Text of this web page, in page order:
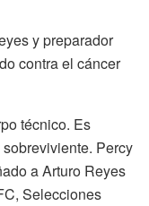
y preparador
contra el cáncer
técnico. Es
Percy
a Arturo Reyes
Selecciones